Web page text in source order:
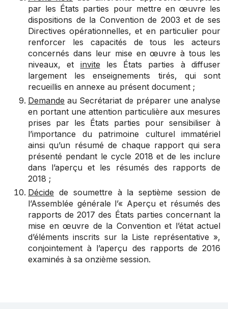
par les États parties pour mettre en œuvre les
dispositions de la Convention de 2003 et de ses
Directives opérationnelles, et en particulier pour
renforcer les capacités de tous les acteurs
concernés dans leur mise en œuvre à tous les
niveaux, et invite les États parties à diffuser
largement les enseignements tirés, qui sont
recueillis en annexe au présent document ;
Demande au Secrétariat de préparer une analyse
en portant une attention particulière aux mesures
prises par les États parties pour sensibiliser à
l’importance du patrimoine culturel immatériel
ainsi qu’un résumé de chaque rapport qui sera
présenté pendant le cycle 2018 et de les inclure
dans l’aperçu et les résumés des rapports de
2018 ;
Décide de soumettre à la septième session de
l’Assemblée générale l’« Aperçu et résumés des
rapports de 2017 des États parties concernant la
mise en œuvre de la Convention et l’état actuel
d’éléments inscrits sur la Liste représentative »,
conjointement à l’aperçu des rapports de 2016
examinés à sa onzième session.